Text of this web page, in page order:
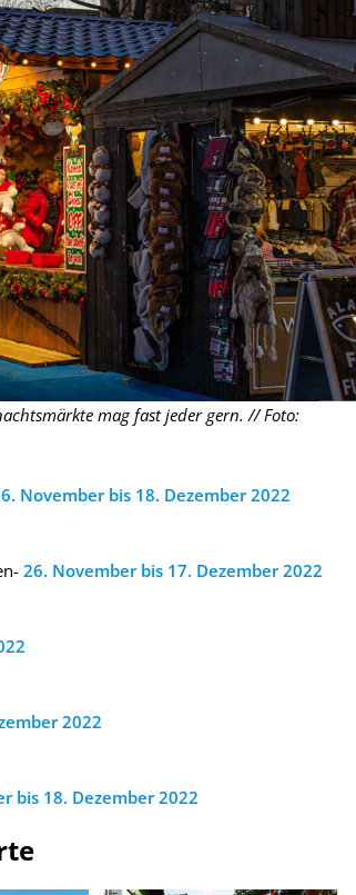
mag fast jeder gern. // Foto:
November bis 18. Dezember 2022
26. November bis 17. Dezember 2022
2022
bis 18. Dezember 2022